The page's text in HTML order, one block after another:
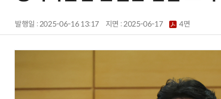
발행일 : 2025-06-16 13:17 지면 :2025-06-17 4면